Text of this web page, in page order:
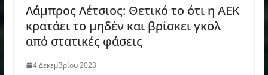
Λάμπρος Λέτσιος: Θετικό το ότι η ΑΕΚ
κρατάει το μηδέν και βρίσκει γκολ
από στατικές φάσεις
4 Δεκεμβρίου 2023